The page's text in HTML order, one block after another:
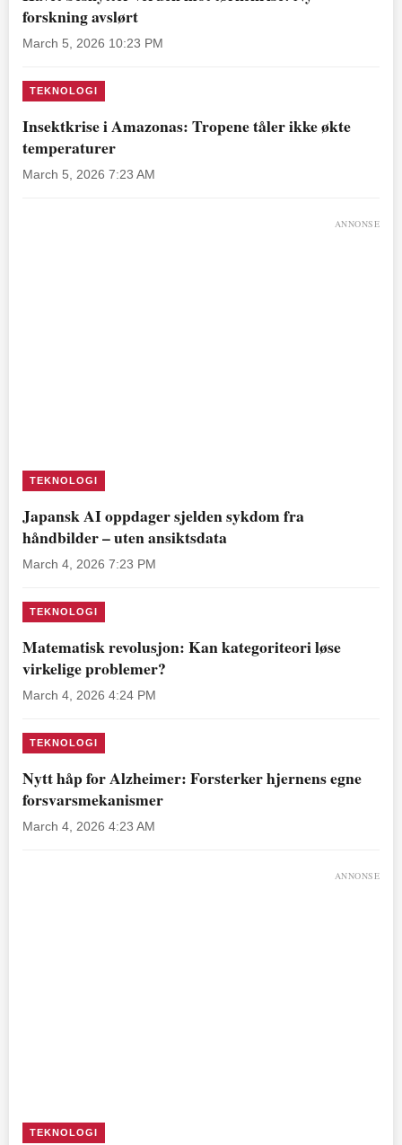
forskning avslørt
March 5, 2026 10:23 PM
TEKNOLOGI
Insektkrise i Amazonas: Tropene tåler ikke økte
temperaturer
March 5, 2026 7:23 AM
ANNONSE
TEKNOLOGI
Japansk AI oppdager sjelden sykdom fra
håndbilder – uten ansiktsdata
March 4, 2026 7:23 PM
TEKNOLOGI
Matematisk revolusjon: Kan kategoriteori løse
virkelige problemer?
March 4, 2026 4:24 PM
TEKNOLOGI
Nytt håp for Alzheimer: Forsterker hjernens egne
forsvarsmekanismer
March 4, 2026 4:23 AM
ANNONSE
TEKNOLOGI